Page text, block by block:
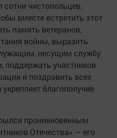
сотни чистопольцев.
вместе встретить этот
память ветеранов,
войны, выразить
несущим службу
поддержать участников
и поздравить всех
благополучие
проникновенным
Отечества» — его